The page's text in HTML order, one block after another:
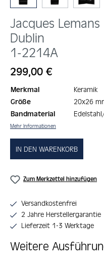
Jacques Lemans
Dublin
1-2214A
Regulärer Preis:
299,00 €
Merkmal
Keramik
Größe
20x26
Bandmaterial
Mehr Informationen
IN DEN WARENKORB
Zum Merkzettel hinzufügen
Versandkostenfrei
2 Jahre Herstellergarantie
Lieferzeit 1-3 Werktage
Weitere